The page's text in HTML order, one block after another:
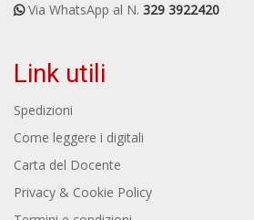
Via WhatsApp al N. 329 3922420
Link utili
Spedizioni
Come leggere i digitali
Carta del Docente
Privacy & Cookie Policy